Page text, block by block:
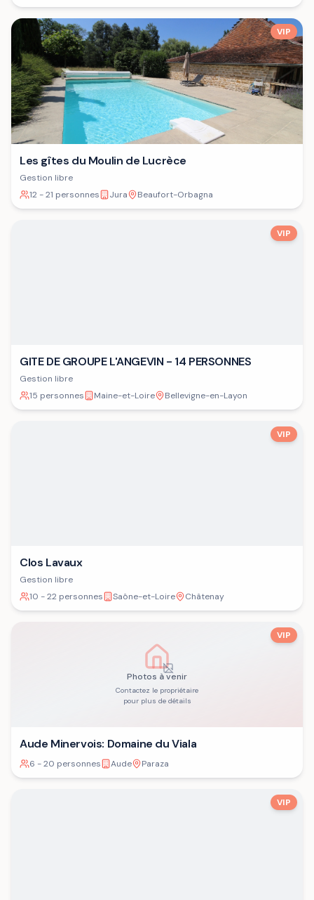
VIP
Les gîtes du Moulin de Lucrèce
Gestion libre
12 - 21 personnes
Jura Beaufort-Orbagna
VIP
GITE DE GROUPE L'ANGEVIN - 14 PERSONNES
Gestion libre
15 personnes
Maine-et-Loire Bellevigne-en-Layon
VIP
Clos Lavaux
Gestion libre
10 - 22 personnes
Saône-et-Loire Châtenay
Photos à venir
Contactez le propriétaire
pour plus de détails
VIP
Aude Minervois: Domaine du Viala
6 - 20 personnes Aude Paraza
VIP